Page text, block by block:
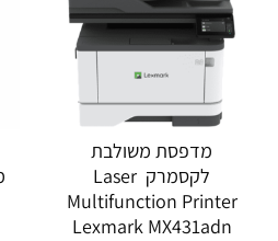
מדפסת משולבת
לקסמרק Laser
Multifunction Printer
Lexmark MX431adn